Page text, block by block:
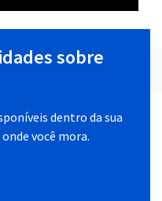
sobre
dentro da sua
você mora.